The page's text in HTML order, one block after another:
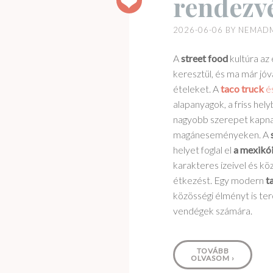
gasztronómiai
rendezvényekre2026-06-06 BY
Astreet food kultúra
keresztül, és ma már
ételeket. Ataco truck
alapanyagok, a friss
nagyobb szerepet
magáneseményeken. A
helyet foglal el a
karakteres ízeivel és
étkezést. Egy modern
közösségi élményt is
vendégek számára.
TOVÁBB
OLVASOM ›